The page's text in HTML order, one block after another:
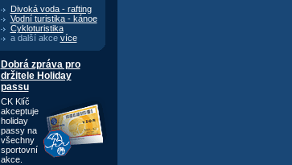
Divoká voda - rafting
Vodní turistika - kánoe
Cykloturistika
a další akce více
Dobrá zpráva pro
držitele Holiday
passu
CK Klíč
akceptuje
holiday
passy na
všechny
sportovní
akce.